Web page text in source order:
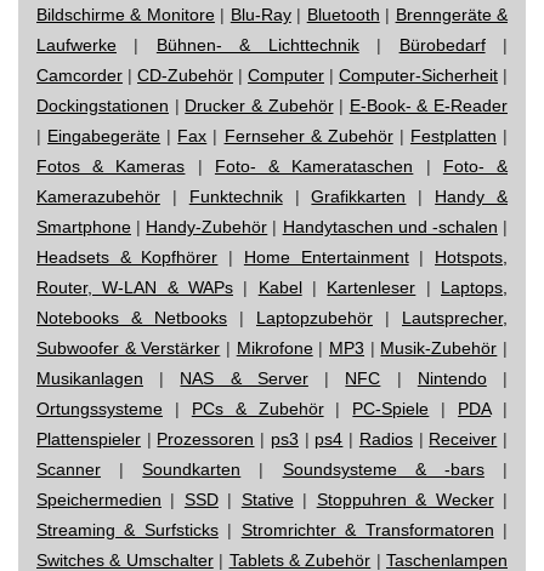
Bildschirme & Monitore| Blu-Ray| Bluetooth | Brenngeräte &
Laufwerke | Bühnen- & Lichttechnik| Bürobedarf|
Camcorder | CD-Zubehör | Computer | Computer-Sicherheit |
Dockingstationen | Drucker & Zubehör| E-Book- & E-Reader
| Eingabegeräte | Fax | Fernseher & Zubehör| Festplatten |
Fotos & Kameras | Foto- & Kamerataschen | Foto- &
Kamerazubehör | Funktechnik|Grafikkarten | Handy &
Smartphone | Handy-Zubehör | Handytaschen und -schalen |
Headsets & Kopfhörer | Home Entertainment| Hotspots,
Router, W-LAN & WAPs | Kabel| Kartenleser | Laptops,
Notebooks & Netbooks | Laptopzubehör | Lautsprecher,
Subwoofer & Verstärker | Mikrofone| MP3 | Musik-Zubehör |
Musikanlagen | NAS & Server| NFC | Nintendo|
Ortungssysteme | PCs & Zubehör| PC-Spiele | PDA|
Plattenspieler | Prozessoren | ps3 | ps4 | Radios| Receiver |
Scanner |Soundkarten | Soundsysteme & -bars|
Speichermedien | SSD| Stative| Stoppuhren & Wecker|
Streaming & Surfsticks| Stromrichter & Transformatoren |
Switches & Umschalter| Tablets & Zubehör | Taschenlampen